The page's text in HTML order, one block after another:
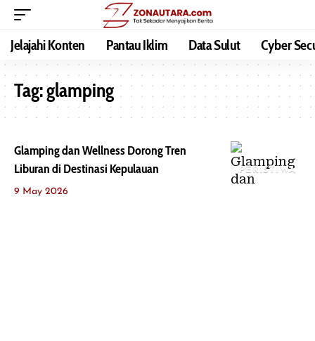
Jelajahi Konten Pantau Iklim Data Sulut Cyber
Tag:glamping
PERISTIWA
Glamping dan Wellness Dorong Tren
Liburan di Destinasi Kepulauan
9 May 2026